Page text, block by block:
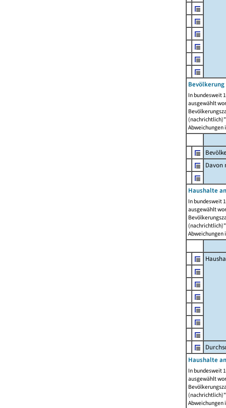
In bundesweit
ausgewählt
Abweichungen
Davon
Haushalte
In bundesweit
ausgewählt
Abweichungen
Haushalte
In bundesweit
ausgewählt
Abweichungen